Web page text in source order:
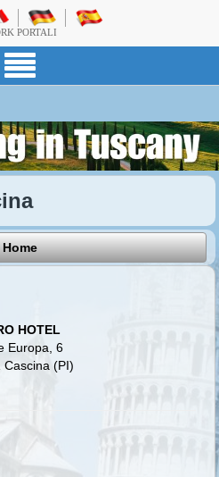
PORTALI
Home
HOTEL
Europa, 6
Cascina (PI)